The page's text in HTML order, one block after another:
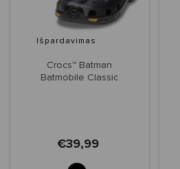
Išpardavimas
Crocs™ Batman
Batmobile Classic
€39,99